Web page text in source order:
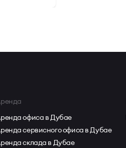
офиса в Дубае
сервисного офиса в Дубае
склада в Дубае